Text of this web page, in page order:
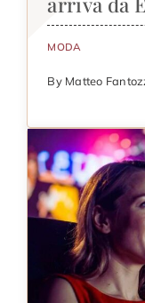
MODA
By Matteo